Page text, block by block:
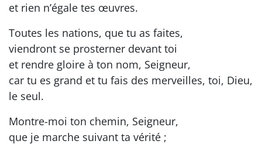
et rien n’égale tes œuvres.
Toutes les nations, que tu as faites,
viendront se prosterner devant toi
et rendre gloire à ton nom, Seigneur,
car tu es grand et tu fais des merveilles, toi, Dieu,
le seul.
Montre-moi ton chemin, Seigneur,
que je marche suivant ta vérité ;